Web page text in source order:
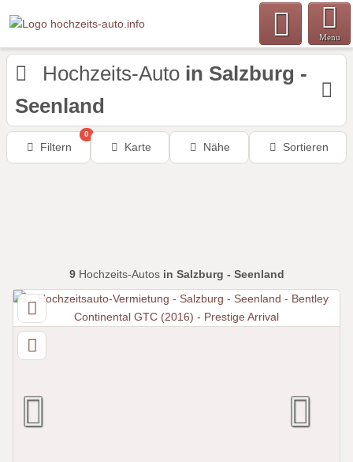
Menu
Hochzeits-Auto in Salzburg -
Seenland
Filtern
0
Karte Nähe Sortieren
9Hochzeits-Autos in Salzburg - Seenland